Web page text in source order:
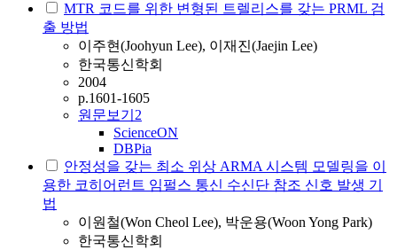
MTR 코드를 위한 변형된 트렐리스를 갖는 PRML 검
출 방법
이주현(Joohyun Lee), 이재진(Jaejin Lee)
한국통신학회
2004
p.1601-1605
원문보기 2
ScienceON
DBPia
안정성을 갖는 최소 위상 ARMA 시스템 모델링을 이
용한 코히어런트 임펄스 통신 수신단 참조 신호 발생 기
법
이원철(Won Cheol Lee), 박운용(Woon Yong Park)
한국통신학회